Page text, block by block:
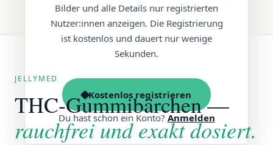
Bilder und alle Details nur registrierten
Nutzer:innen anzeigen. Die Registrierung
ist kostenlos und dauert nur wenige
Sekunden.
Kostenlos registrieren
Du hast schon ein Konto? Anmelden
JELLYMED
THC-Gummibärchen —
rauchfrei und exakt dosiert.